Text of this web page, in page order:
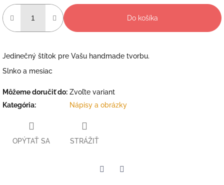
Do košíka
Jedinečný štítok pre Vašu handmade tvorbu.
Slnko a mesiac
Môžeme doručiť do: Zvoľte variant
Kategória: Nápisy a obrázky
OPÝTAŤ SA STRÁŽIŤ